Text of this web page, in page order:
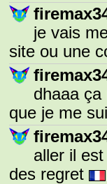
je vais
site ou une
dhaaa
que je me
aller il
des regret